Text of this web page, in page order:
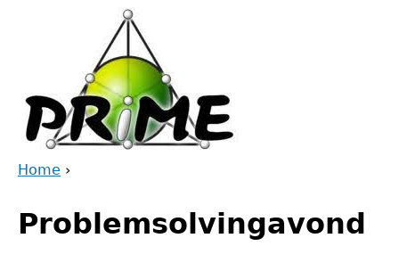
are
Home ›
to
top
Problemsolvingavond